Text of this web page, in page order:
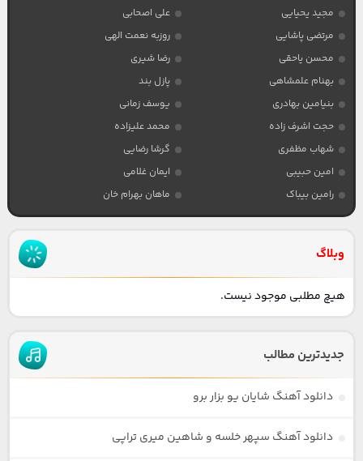
مجید یحیایی
علی اصحابی
مرتضی پاشایی
روزبه نعمت الهی
محسن یاحقی
رضا شیری
بهنام علمشاهی
پازل بند
بنیامین بهادری
یوسف زمانی
حجت اشرف زاده
محمد علیزاده
شهاب مظفری
گرشا رضایی
امین حبیبی
ایمان غلامی
رامین بیباک
ماهان بهرام خان
وبلاگ
هیچ مطلبی موجود نیست.
جدیدترین مطالب
دانلود آهنگ شایان یو بزار برو
دانلود آهنگ سپهر خلسه و شاهین میری تراپی